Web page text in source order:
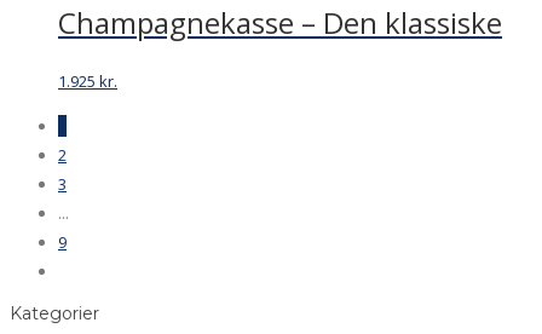
Champagnekasse – Den klassiske
1.925 kr.
2
3
...
9
Kategorier